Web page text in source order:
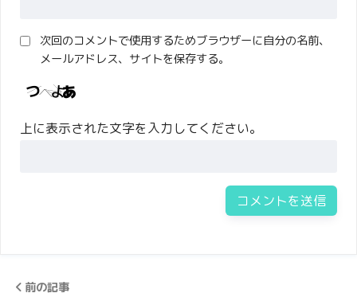
次回のコメントで使用するためブラウザーに自分の名前、
メールアドレス、サイトを保存する。
上に表示された文字を入力してください。
前の記事